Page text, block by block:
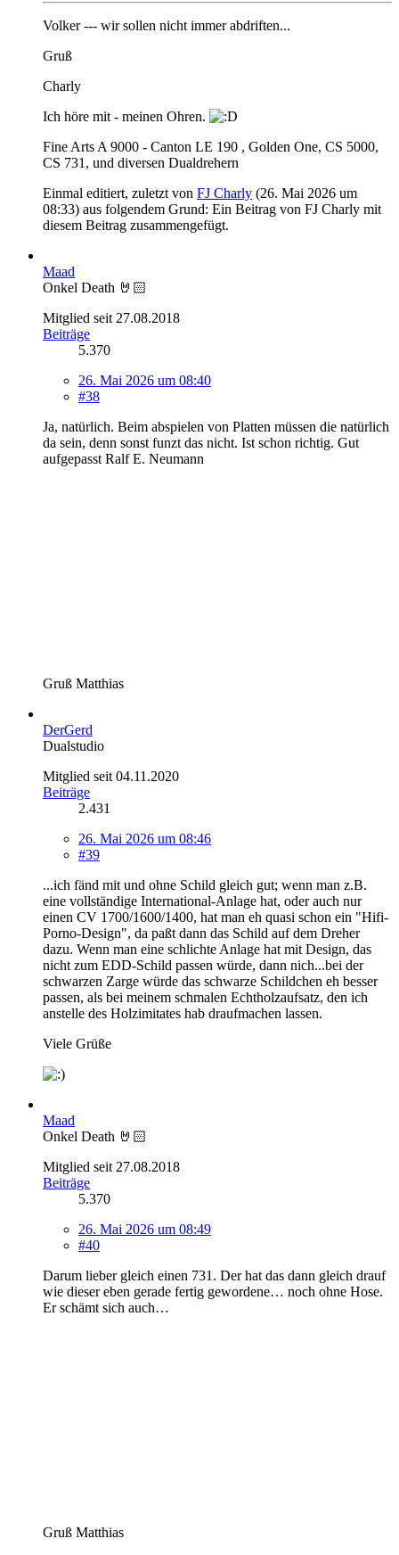
Volker --- wir sollen nicht immer abdriften...
Gruß
Charly
Ich höre mit - meinen Ohren.
Fine Arts A 9000 - Canton LE 190 , Golden One, CS 5000,
CS 731, und diversen Dualdrehern
Einmal editiert, zuletzt von FJ Charly (26. Mai 2026 um
08:33) aus folgendem Grund: Ein Beitrag von FJ Charly mit
diesem Beitrag zusammengefügt.
Maad
Onkel Death 🤘🏻
Mitglied seit 27.08.2018
Beiträge
5.370
26. Mai 2026 um 08:40
#38
Ja, natürlich. Beim abspielen von Platten müssen die natürlich
da sein, denn sonst funzt das nicht. Ist schon richtig. Gut
aufgepasst Ralf E. Neumann
Gruß Matthias
DerGerd
Dualstudio
Mitglied seit 04.11.2020
Beiträge
2.431
26. Mai 2026 um 08:46
#39
...ich fänd mit und ohne Schild gleich gut; wenn man z.B.
eine vollständige International-Anlage hat, oder auch nur
einen CV 1700/1600/1400, hat man eh quasi schon ein "Hifi-
Porno-Design", da paßt dann das Schild auf dem Dreher
dazu. Wenn man eine schlichte Anlage hat mit Design, das
nicht zum EDD-Schild passen würde, dann nich...bei der
schwarzen Zarge würde das schwarze Schildchen eh besser
passen, als bei meinem schmalen Echtholzaufsatz, den ich
anstelle des Holzimitates hab draufmachen lassen.
Viele Grüße
Maad
Onkel Death 🤘🏻
Mitglied seit 27.08.2018
Beiträge
5.370
26. Mai 2026 um 08:49
#40
Darum lieber gleich einen 731. Der hat das dann gleich drauf
wie dieser eben gerade fertig gewordene… noch ohne Hose.
Er schämt sich auch…
Gruß Matthias